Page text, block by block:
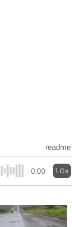
readme
0:00 1.0x